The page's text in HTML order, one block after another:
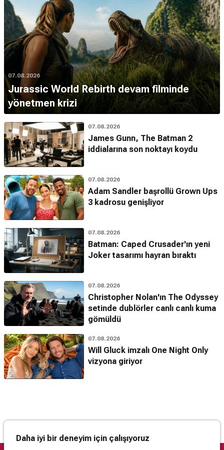
07.08.2026
Jurassic World Rebirth devam filminde
yönetmen krizi
07.08.2026
James Gunn, The Batman 2
iddialarına son noktayı koydu
07.08.2026
Adam Sandler başrollü Grown Ups
3 kadrosu genişliyor
07.08.2026
Batman: Caped Crusader'ın yeni
Joker tasarımı hayran bıraktı
07.08.2026
Christopher Nolan'ın The Odyssey
setinde dublörler canlı canlı kuma
gömüldü
07.08.2026
Will Gluck imzalı One Night Only
vizyona giriyor
Daha iyi bir deneyim için çalışıyoruz